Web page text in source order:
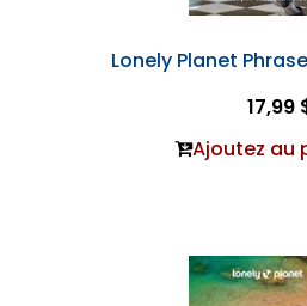
Lonely Planet
17,99
Ajoutez au